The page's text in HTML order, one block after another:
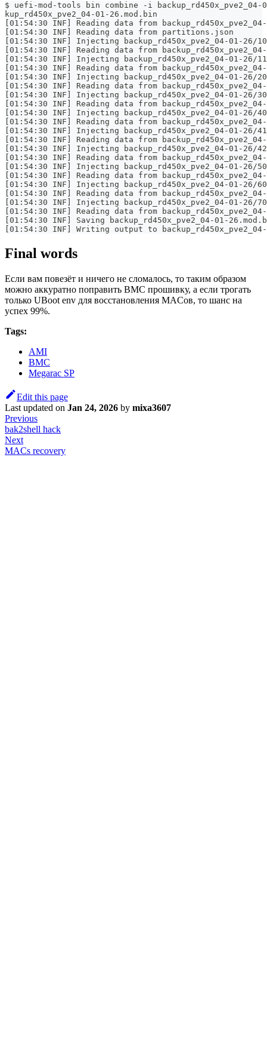
$ uefi-mod-tools bin combine -i
kup_rd450x_pve2_04-01-26.mod.bin
[01:54:30 INF] Reading data from
[01:54:30 INF] Reading data from partitions.json
[01:54:30 INF] Injecting backup_rd450x_pve2_04-01-26/
[01:54:30 INF] Reading data from
[01:54:30 INF] Injecting backup_rd450x_pve2_04-01-26/
[01:54:30 INF] Reading data from
[01:54:30 INF] Injecting backup_rd450x_pve2_04-01-26/
[01:54:30 INF] Reading data from
[01:54:30 INF] Injecting backup_rd450x_pve2_04-01-26/
[01:54:30 INF] Reading data from
[01:54:30 INF] Injecting backup_rd450x_pve2_04-01-26/
[01:54:30 INF] Reading data from
[01:54:30 INF] Injecting backup_rd450x_pve2_04-01-26/
[01:54:30 INF] Reading data from
[01:54:30 INF] Injecting backup_rd450x_pve2_04-01-26/
[01:54:30 INF] Reading data from
[01:54:30 INF] Injecting backup_rd450x_pve2_04-01-26/
[01:54:30 INF] Reading data from
[01:54:30 INF] Injecting backup_rd450x_pve2_04-01-26/
[01:54:30 INF] Reading data from
[01:54:30 INF] Injecting backup_rd450x_pve2_04-01-26/
[01:54:30 INF] Reading data from
[01:54:30 INF] Saving backup_rd450x_pve2_04-01-
[01:54:30 INF] Writing output to
Final words
Если вам повезёт и ничего не сломалось, то таким образом
можно аккуратно поправить BMC прошивку, а если трогать
только UBoot env для восстановления MACов, то шанс на
успех 99%.
Tags:
AMI
BMC
Megarac SP
Edit this page
Last updated on Jan 24, 2026 by mixa3607
Previous
bak2shell hack
Next
MACs recovery